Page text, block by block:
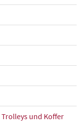
Trolleys und Koffer